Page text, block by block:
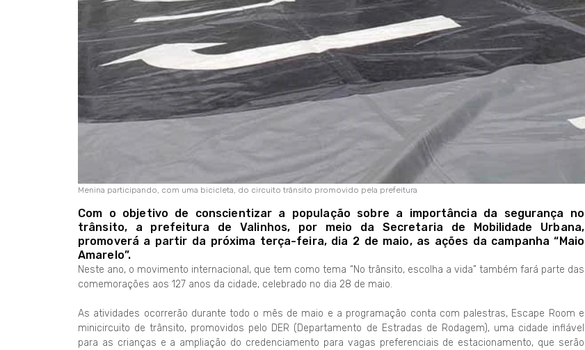
Menina participando, com uma bicicleta, do circuito trânsito promovido pela prefeitura
Com o objetivo de conscientizar a população sobre a importância da segurança no
trânsito, a prefeitura de Valinhos, por meio da Secretaria de Mobilidade Urbana,
promoverá a partir da próxima terça-feira, dia 2 de maio, as ações da campanha “Maio
Amarelo”.
Neste ano, o movimento internacional, que tem como tema “No trânsito, escolha a vida” também fará parte das
comemorações aos 127 anos da cidade, celebrado no dia 28 de maio.
As atividades ocorrerão durante todo o mês de maio e a programação conta com palestras, Escape Room e
minicircuito de trânsito, promovidos pelo DER (Departamento de Estradas de Rodagem), uma cidade inflável
para as crianças e a ampliação do credenciamento para vagas preferenciais de estacionamento, que serão